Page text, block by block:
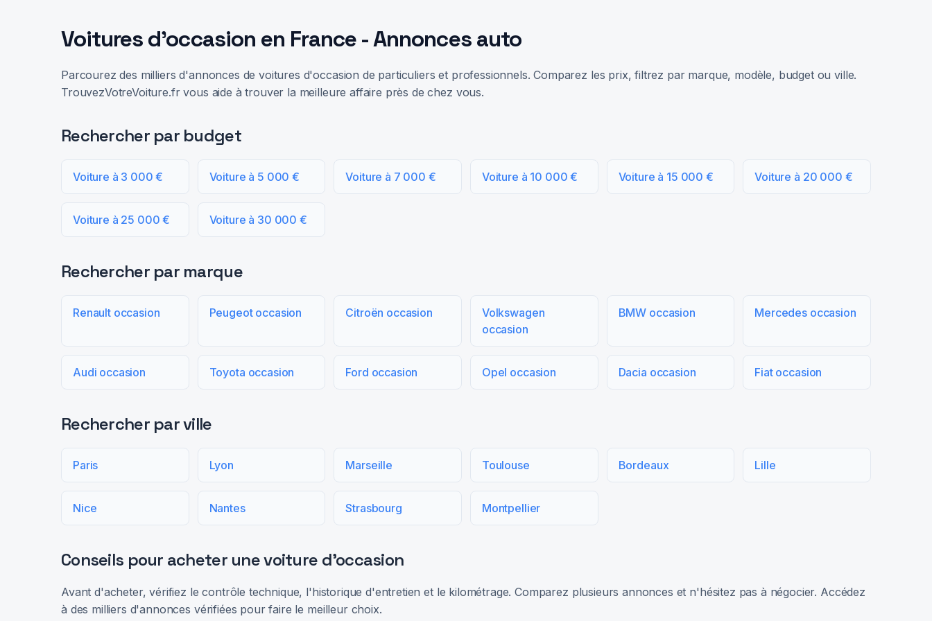
Voitures d'occasion en France - Annonces auto
Parcourez des milliers d'annonces de voitures d'occasion de particuliers et professionnels. Comparez les prix, filtrez par marque, modèle, budget ou ville.
TrouvezVotreVoiture.fr vous aide à trouver la meilleure affaire près de chez vous.
Rechercher par budget
Voiture à 3 000 € Voiture à 5 000 € Voiture à 7 000 € Voiture à 10 000 € Voiture à 15 000 € Voiture à 20 000 €
Voiture à 25 000 € Voiture à 30 000 €
Rechercher par marque
Renault occasion Peugeot occasion Citroën occasion
Volkswagen
occasion
BMW occasion Mercedes occasion
Audi occasion Toyota occasion Ford occasion Opel occasion Dacia occasion Fiat occasion
Rechercher par ville
Paris Lyon Marseille Toulouse Bordeaux Lille
Nice Nantes Strasbourg Montpellier
Conseils pour acheter une voiture d'occasion
Avant d'acheter, vérifiez le contrôle technique, l'historique d'entretien et le kilométrage. Comparez plusieurs annonces et n'hésitez pas à négocier. Accédez
à des milliers d'annonces vérifiées pour faire le meilleur choix.